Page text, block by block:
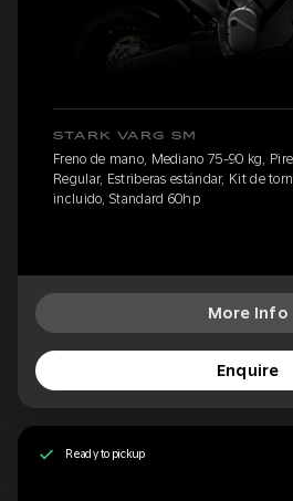
STARK VARG SM
Freno de mano, Mediano 75-90 kg,
Regular, Estriberas estándar, Kit de
incluido, Standard 60hp
More Info
Enquire
Ready to pickup